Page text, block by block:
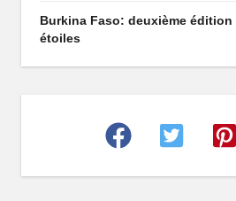
r
Burkina Faso: deuxième édition
étoiles